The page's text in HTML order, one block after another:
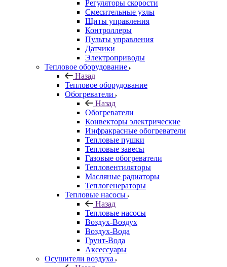
Регуляторы скорости
Смесительные узлы
Щиты управления
Контроллеры
Пульты управления
Датчики
Электроприводы
Тепловое оборудование
Назад
Тепловое оборудование
Обогреватели
Назад
Обогреватели
Конвекторы электрические
Инфракрасные обогреватели
Тепловые пушки
Тепловые завесы
Газовые обогреватели
Тепловентиляторы
Масляные радиаторы
Теплогенераторы
Тепловые насосы
Назад
Тепловые насосы
Воздух-Воздух
Воздух-Вода
Грунт-Вода
Аксессуары
Осушители воздуха